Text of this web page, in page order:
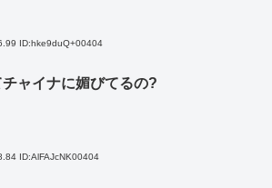
ID:hke9duQ+00404
チャイナに媚びてるの?
ID:AlFAJcNK00404